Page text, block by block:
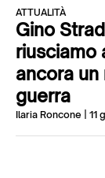
ATTUALITÀ
Gino
riusciamo
ancora
guerra
Ilaria Roncone | 11